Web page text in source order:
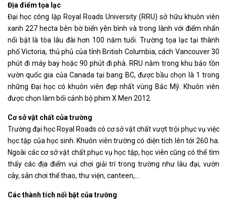
Địa điểm tọa lạc
Đại học công lập Royal Roads University (RRU) sở hữu khuôn viên
xanh 227 hecta bên bờ biển yên bình và trong lành với điểm nhấn
nổi bật là tòa lâu đài hơn 100 năm tuổi. Trường tọa lạc tại thành
phố Victoria, thủ phủ của tỉnh British Columbia, cách Vancouver 30
phút đi máy bay hoặc 90 phút đi phà. RRU nằm trong khu bảo tồn
vườn quốc gia của Canada tại bang BC, được bầu chọn là 1 trong
những Đại học có khuôn viên đẹp nhất vùng Bắc Mỹ. Khuôn viên
được chọn làm bối cảnh bộ phim X Men 2012.
Cơ sở vật chất của trường
Trường đại học Royal Roads có cơ sở vật chất vượt trội phục vụ việc
học tập của học sinh. Khuôn viên trường có diện tích lên tới 260 ha.
Ngoài các cơ sở vật chất phục vụ học tập, học viên cũng có thể tìm
thấy các địa điểm vui chơi giải trí trong trường như lâu đại, vườn
cây, sân chơi thể thao, thư viện, canteen,…
Các thành tích nổi bật của trường